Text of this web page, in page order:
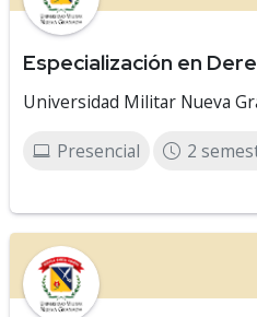
Especialización en
Universidad Militar Nueva
Presencial 2